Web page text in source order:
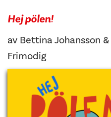
Hej pölen!
av Bettina Johansson &
Frimodig